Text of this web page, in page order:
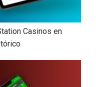
Casinos en